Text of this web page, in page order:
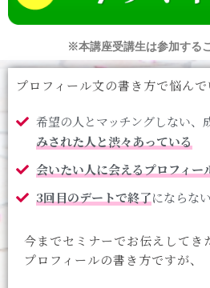
※本講座受講生は参加する
プロフィール文の書き方で悩んで
希望の人とマッチングしない、
みされた人と渋々あっている
会いたい人に会えるプロフィー
3回目のデートで終了にならな
今までセミナーでお伝えしてき
プロフィールの書き方ですが、